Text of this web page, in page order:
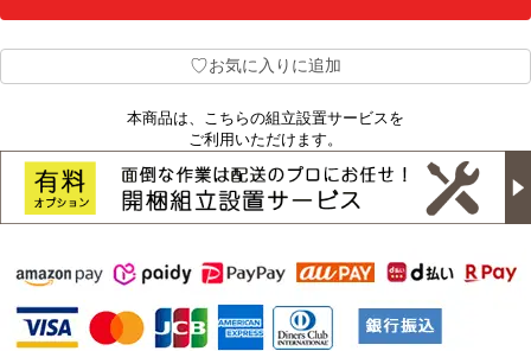
♡お気に入りに追加
本商品は、こちらの組立設置サービスを
ご利用いただけます。